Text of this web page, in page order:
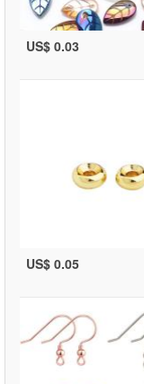
US$ 0.03
US$ 0.05